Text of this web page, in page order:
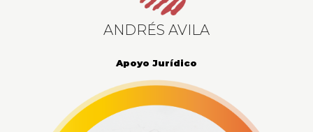
ANDRÉS AVILA
Apoyo Jurídico